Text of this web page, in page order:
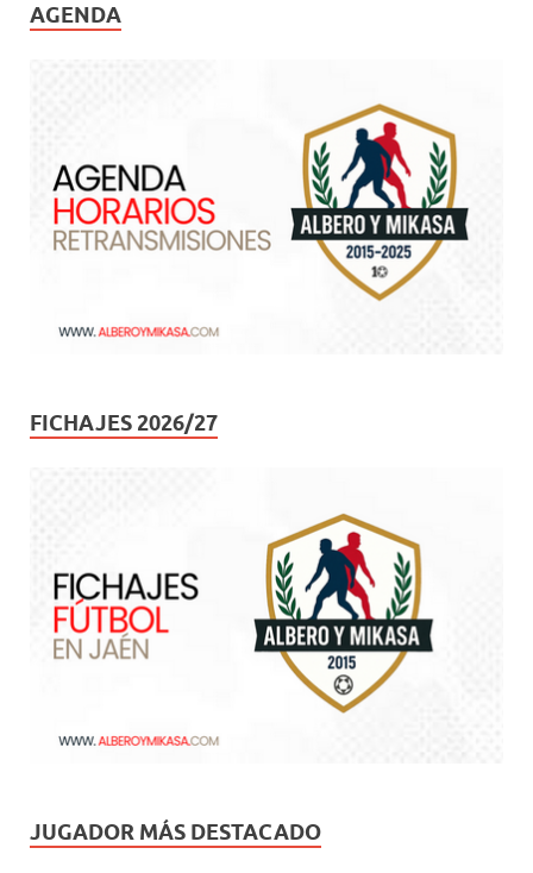
AGENDA
FICHAJES 2026/27
JUGADOR MÁS DESTACADO